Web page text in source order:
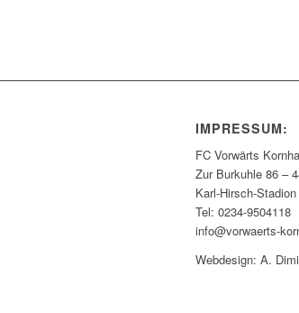
IMPRESSUM:
FC Vorwärts
Zur Burkuhle 86 –
Karl-Hirsch-
Tel: 0234-9504118
info@vorwaerts-
Webdesign: A.